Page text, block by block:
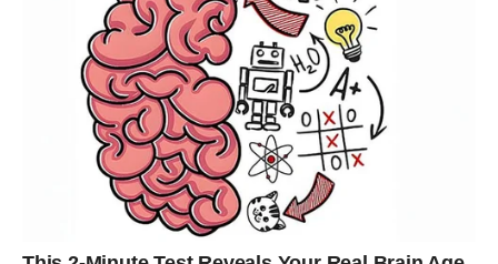
Priprema za pečenje
Zagrejte rernu na180°C.
Pleh obložite papirom za pečenje i lagano ga
premažitemaslinovim uljem.
Na pleh prebacite ocedjeni krompir i formirajte
okrugli oblik nalik na pizzu koristeći drvenu kašiku.
Preko krompira ravnomerno rasporedite
pripremljenu smesu s povrćem.